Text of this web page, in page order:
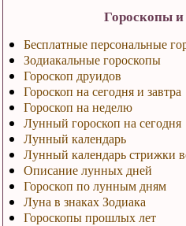
Гороскопы
Бесплатные персональные
Зодиакальные гороскопы
Гороскоп друидов
Гороскоп на сегодня и завтра
Гороскоп на неделю
Лунный гороскоп на сегодня
Лунный календарь
Лунный календарь стрижки
Описание лунных дней
Гороскоп по лунным дням
Луна в знаках Зодиака
Гороскопы прошлых лет